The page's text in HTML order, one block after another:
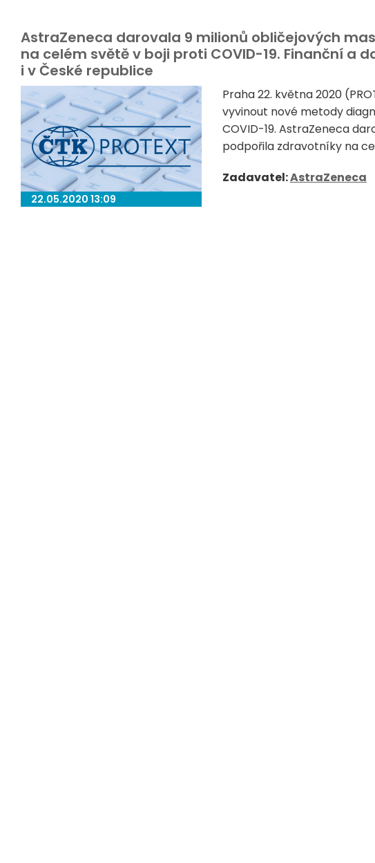
AstraZeneca darovala 9 milionů obličejových
na celém světě v boji proti COVID-19. Finanční a
i v České republice
22.05.2020 13:09
Praha 22. května 2020
vyvinout nové metody
COVID-19. AstraZeneca
podpořila zdravotníky na
Zadavatel:AstraZeneca